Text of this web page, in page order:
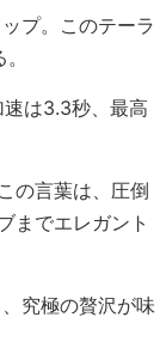
プ。このテーラ
は3.3秒、最高
の言葉は、圧倒
までエレガント
究極の贅沢が味